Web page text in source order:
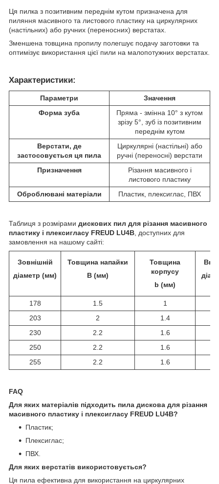
Ця пилка з позитивним переднім кутом призначена для
пиляння масивного та листового пластику на циркулярних
(настільних) або ручних (переносних) верстатах.
Зменшена товщина пропилу полегшує подачу заготовки та
оптимізує використання цієї пили на малопотужних верстатах.
Характеристики:
Параметри
Значення
Форма зуба
Пряма - змінна 10° з кутом
зрізу 5°, зуб із позитивним
переднім кутом
Верстати, де
застосовується ця пила
Циркулярні (настільні) або
ручні (переносні) верстати
Призначення
Різання масивного і
листового пластику
Оброблювані матеріали
Пластик, плексиглас, ПВХ
Таблиця з розмірами дискових пил для різання масивного
пластику і плексигласу FREUD LU4B , доступних для
замовлення на нашому сайті:
Зовнішній
діаметр (мм)
Товщина напайки
B (мм)
Товщина
корпусу
b (мм)
178 1.5 1
203
2 1.4
230
2.2 1.6
250
2.2
1.6
255
2.2 1.6
FAQ
Для яких матеріалів підходить пила дискова для різання
масивного пластику і плексигласу FREUD LU4B?
Пластик;
Плексиглас;
ПВХ.
Для яких верстатів використовується?
Ця пила ефективна для використання на циркулярних